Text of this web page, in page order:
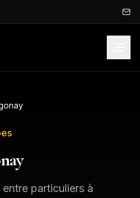
particuliers à